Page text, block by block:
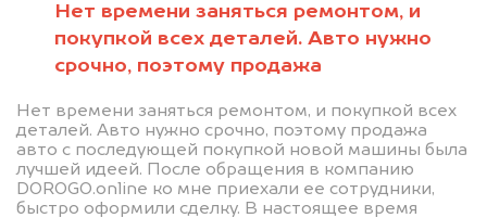
Нет времени заняться ремонтом, и
покупкой всех деталей. Авто нужно
срочно, поэтому продажа
Нет времени заняться ремонтом, и покупкой всех
деталей. Авто нужно срочно, поэтому продажа
авто с последующей покупкой новой машины была
лучшей идеей. После обращения в компанию
DOROGO.online ко мне приехали ее сотрудники,
быстро оформили сделку. В настоящее время